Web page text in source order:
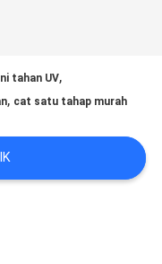
tahan UV,
, cat satu tahap murah